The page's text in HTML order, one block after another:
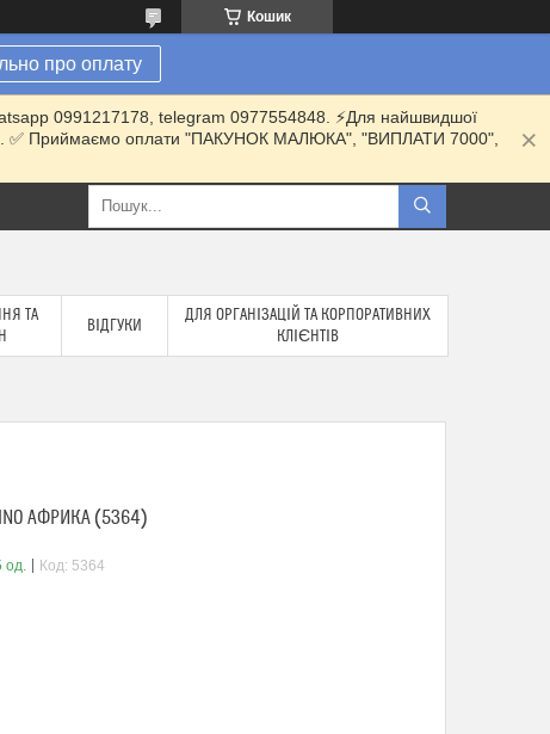
Кошик
про оплату
0991217178, telegram 0977554848. ⚡️Для найшвидшої
✅ Приймаємо оплати "ПАКУНОК МАЛЮКА", "ВИПЛАТИ 7000",
ТА
ВІДГУКИ
ДЛЯ ОРГАНІЗАЦІЙ ТА КОРПОРАТИВНИХ
КЛІЄНТІВ
АФРИКА (5364)
од. Код: 5364